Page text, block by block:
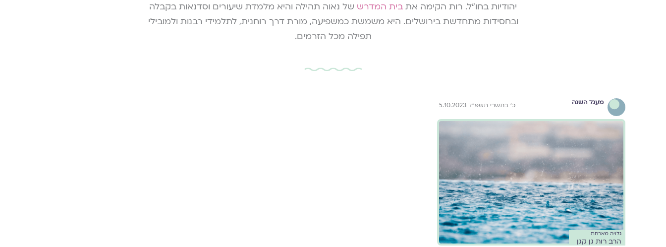
יהודיות בחו"ל. רות הקימה את בית המדרש של נאוה תהילה והיא מלמדת שיעורים וסדנאות בקבלה
ובחסידות מתחדשת בירושלים. היא משמשת כמשפיעה, מורת דרך רוחנית, לתלמידי רבנות ולמובילי
תפילה מכל הזרמים.
מעגל השנה כ׳ בתשרי תשפ״ד 5.10.2023
גלויה מארחת
הרב רות גן קגן